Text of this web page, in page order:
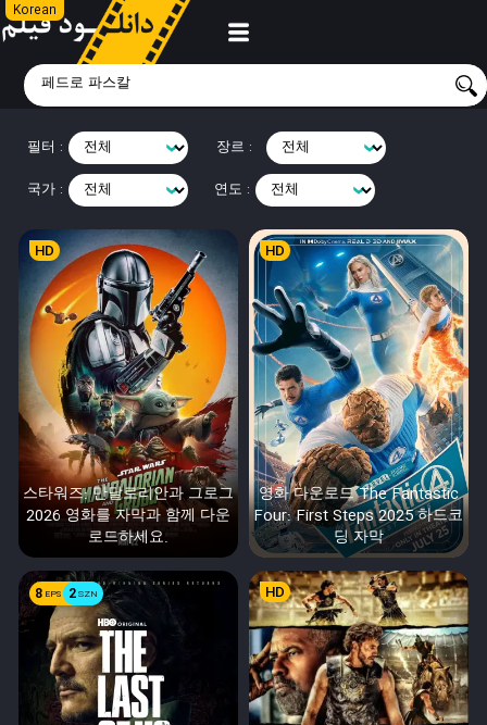
Korean
필터 :
장르 :
국가 :
연도 :
스타워즈: 만달로리안과 그로그
2026 영화를 자막과 함께 다운
로드하세요.
HD
영화 다운로드 The Fantastic
Four: First Steps 2025 하드코
딩 자막
HD
8 EPS 2SZN HD